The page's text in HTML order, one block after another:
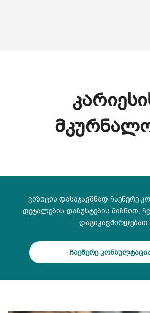
ვიზიტის დასაჯავშნად ჩაეწერე
დეტალების დაზუსტების მიზნით,
დაგიკავშირდებათ.
ჩაეწერე